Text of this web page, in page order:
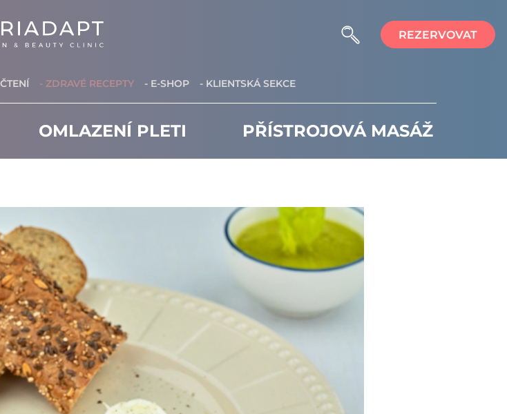
REZERVOVAT
- ZDRAVÉ RECEPTY - E-SHOP - KLIENTSKÁ SEKCE
OMLAZENÍ PLETI PŘÍSTROJOVÁ MASÁŽ